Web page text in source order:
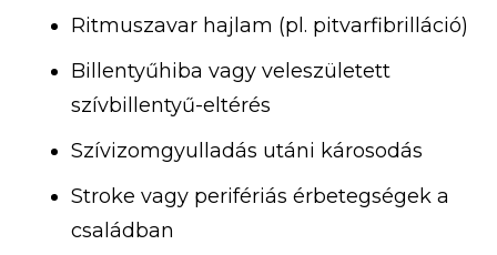
Ritmuszavar hajlam (pl. pitvarfibrilláció)
Billentyűhiba vagy veleszületett
szívbillentyű-eltérés
Szívizomgyulladás utáni károsodás
Stroke vagy perifériás érbetegségek a
családban